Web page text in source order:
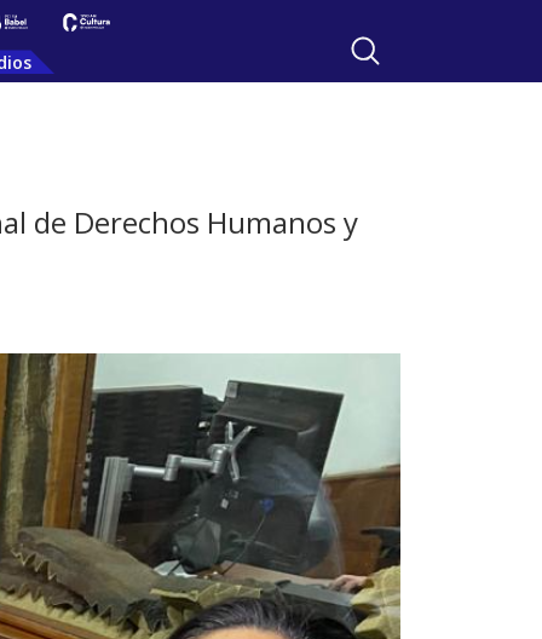
de Derechos Humanos y